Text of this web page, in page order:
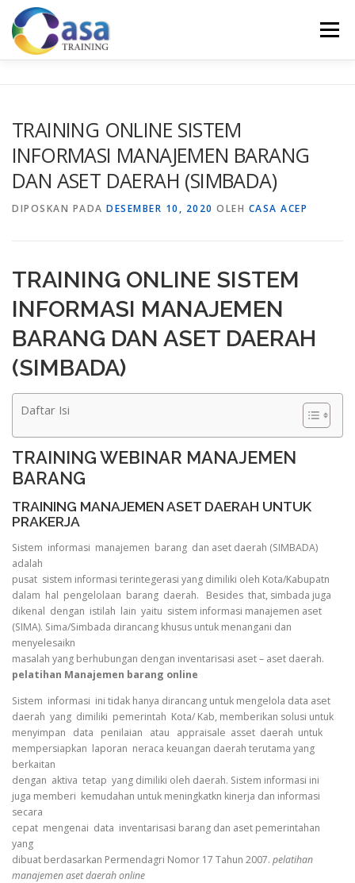
Lompat
konten
Menu
KONTAK KAMI SERTIFIKASI EVALUASI
TRAINING ONLINE SISTEM
INFORMASI MANAJEMEN BARANG
DAN ASET DAERAH (SIMBADA)
DIPOSKAN PADA DESEMBER 10, 2020 OLEH CASA ACEP
TRAINING ONLINE SISTEM
INFORMASI MANAJEMEN
BARANG DAN ASET DAERAH
(SIMBADA)
Daftar Isi
TRAINING WEBINAR MANAJEMEN
BARANG
TRAINING MANAJEMEN ASET DAERAH UNTUK
PRAKERJA
Sistem informasi manajemen barang dan aset daerah (SIMBADA)
adalah
pusat sistem informasi terintegerasi yang dimiliki oleh Kota/Kabupatn
dalam hal pengelolaan barang daerah. Besides that, simbada juga
dikenal dengan istilah lain yaitu sistem informasi manajemen aset
(SIMA). Sima/Simbada dirancang khusus untuk menangani dan
menyelesaikn
masalah yang berhubungan dengan inventarisasi aset – aset daerah.
pelatihan Manajemen barang online
Sistem informasi ini tidak hanya dirancang untuk mengelola data aset
daerah yang dimiliki pemerintah Kota/ Kab, memberikan solusi untuk
menyimpan data penilaian atau appraisale asset daerah untuk
mempersiapkan laporan neraca keuangan daerah terutama yang
berkaitan
dengan aktiva tetap yang dimiliki oleh daerah. Sistem informasi ini
juga memberi kemudahan untuk meningkatkn kinerja dan informasi
secara
cepat mengenai data inventarisasi barang dan aset pemerintahan
yang
dibuat berdasarkan Permendagri Nomor 17 Tahun 2007. pelatihan
manajemen aset daerah online